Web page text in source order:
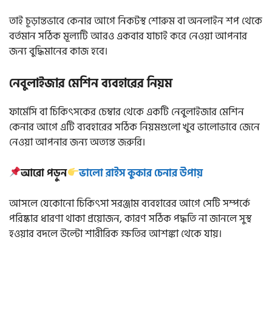
তাই চূড়ান্তভাবে কেনার আগে নিকটস্থ শোরুম বা অনলাইন শপ থেকে
বর্তমান সঠিক মূল্যটি আরও একবার যাচাই করে নেওয়া আপনার
জন্য বুদ্ধিমানের কাজ হবে।
নেবুলাইজার মেশিন ব্যবহারের নিয়ম
ফার্মেসি বা চিকিৎসকের চেম্বার থেকে একটি নেবুলাইজার মেশিন
কেনার আগে এটি ব্যবহারের সঠিক নিয়মগুলো খুব ভালোভাবে জেনে
নেওয়া আপনার জন্য অত্যন্ত জরুরি।
আরো পড়ুন
ভালো রাইস কুকার চেনার উপায়
আসলে যেকোনো চিকিৎসা সরঞ্জাম ব্যবহারের আগে সেটি সম্পর্কে
পরিষ্কার ধারণা থাকা প্রয়োজন, কারণ সঠিক পদ্ধতি না জানলে সুস্থ
হওয়ার বদলে উল্টো শারীরিক ক্ষতির আশঙ্কা থেকে যায়।